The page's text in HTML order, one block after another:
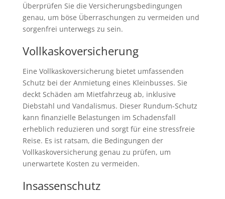
Überprüfen Sie die Versicherungsbedingungen
genau, um böse Überraschungen zu vermeiden und
sorgenfrei unterwegs zu sein.
Vollkaskoversicherung
Eine Vollkaskoversicherung bietet umfassenden
Schutz bei der Anmietung eines Kleinbusses. Sie
deckt Schäden am Mietfahrzeug ab, inklusive
Diebstahl und Vandalismus. Dieser Rundum-Schutz
kann finanzielle Belastungen im Schadensfall
erheblich reduzieren und sorgt für eine stressfreie
Reise. Es ist ratsam, die Bedingungen der
Vollkaskoversicherung genau zu prüfen, um
unerwartete Kosten zu vermeiden.
Insassenschutz